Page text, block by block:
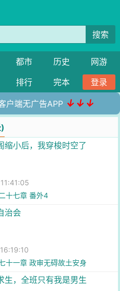
搜索
都市 历史
网游
排行 完本 登录
户端无广告APP ↓↓↓
缩小后，我穿梭时空了
十七章 番外4
治会
十一章 政审无碍故土安身
生，全班只有我是男生